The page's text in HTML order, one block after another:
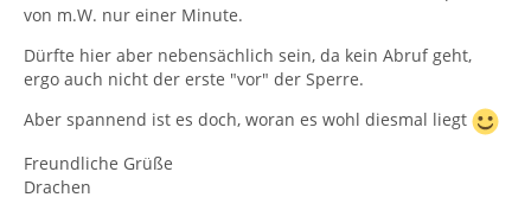
von m.W. nur einer Minute.
Dürfte hier aber nebensächlich sein, da kein Abruf geht,
ergo auch nicht der erste "vor" der Sperre.
Aber spannend ist es doch, woran es wohl diesmal liegt
Freundliche Grüße
Drachen